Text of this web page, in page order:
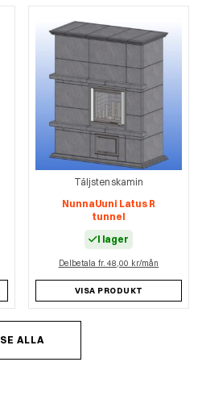
Täljstenskamin
NunnaUuni Latus R
tunnel
I lager
Delbetala fr. 48,00 kr/mån
VISA PRODUKT
SE ALLA